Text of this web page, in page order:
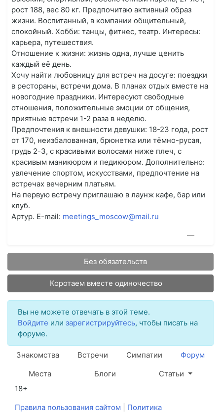
рост 188, вес 80 кг. Предпочитаю активный образ
жизни. Воспитанный, в компании общительный,
спокойный. Хобби: танцы, фитнес, театр. Интересы:
карьера, путешествия.
Отношение к жизни: жизнь одна, лучше ценить
каждый её день.
Хочу найти любовницу для встреч на досуге: поездки
в рестораны, встречи дома. В планах отдых вместе на
новогодние праздники. Интересуют свободные
отношения, положительные эмоции от общения,
приятные встречи 1-2 раза в неделю.
Предпочтения к внешности девушки: 18-23 года, рост
от 170, неизбалованная, брюнетка или тёмно-русая,
грудь 2-3, с красивыми волосами ниже плеч, с
красивым маникюром и педикюром. Дополнительно:
увлечение спортом, искусствами, предпочтение на
встречах вечерним платьям.
На первую встречу приглашаю в лаунж кафе, бар или
клуб.
Артур. E-mail: meetings_moscow@mail.ru
—
Без обязательств
Коротаем вместе одиночество
Вы не можете отвечать в этой теме.
Войдите или зарегистрируйтесь, чтобы писать на
форуме.
Знакомства Встречи Симпатии
Форум
Места
Блоги
Статьи
18+
Правила пользования сайтом
Политика